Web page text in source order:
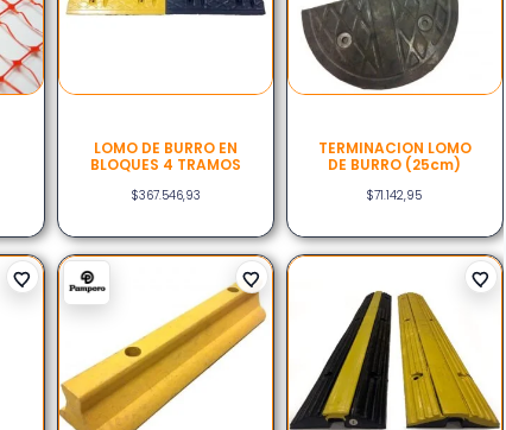
LOMO DE BURRO EN
BLOQUES 4 TRAMOS
$367.546,93
TERMINACION LOMO
DE BURRO (25cm)
$71.142,95